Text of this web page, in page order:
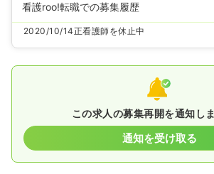
看護roo!転職での募集履歴
2020/10/14正看護師を休止中
この求人の募集再開を通知し
通知を受け取る